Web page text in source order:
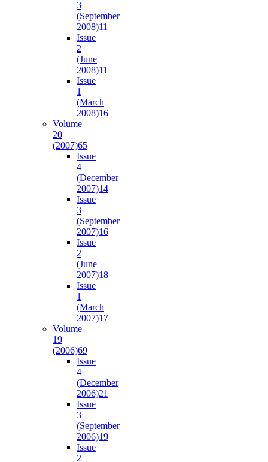
3
(September
2008)11
Issue
2
(June
2008)11
Issue
1
(March
2008)16
Volume
20
(2007)65
Issue
4
(December
2007)14
Issue
3
(September
2007)16
Issue
2
(June
2007)18
Issue
1
(March
2007)17
Volume
19
(2006)69
Issue
4
(December
2006)21
Issue
3
(September
2006)19
Issue
2